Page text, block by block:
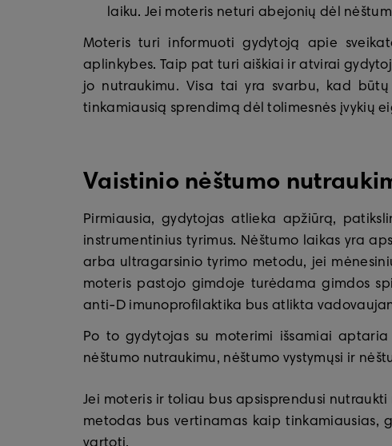
laiku. Jei moteris neturi abejonių dėl
Moteris turi informuoti gydytoją apie
aplinkybes. Taip pat turi aiškiai ir atvirai
jo nutraukimu. Visa tai yra svarbu, kad
tinkamiausią sprendimą dėl tolimesnės įvykių
Vaistinio nėštumo
Pirmiausia, gydytojas atlieka apžiūrą,
instrumentinius tyrimus. Nėštumo laikas yra
arba ultragarsinio tyrimo metodu, jei
moteris pastojo gimdoje turėdama gimdos
anti-D imunoprofilaktika bus atlikta
Po to gydytojas su moterimi išsamiai
nėštumo nutraukimu, nėštumo vystymųsi ir
Jei moteris ir toliau bus apsisprendusi
metodas bus vertinamas kaip tinkamiausias,